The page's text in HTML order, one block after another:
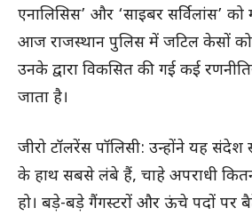
एनालिसिस’ और ‘साइबर सर्विलांस’
आज राजस्थान पुलिस में जटिल केसों
उनके द्वारा विकसित की गई कई
जाता है।
जीरो टॉलरेंस पॉलिसी: उन्होंने यह संदेश
के हाथ सबसे लंबे हैं, चाहे अपराधी
हो। बड़े-बड़े गैंगस्टरों और ऊंचे पदों पर